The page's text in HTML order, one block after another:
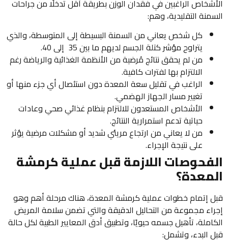
الأشخاص الراغبين في فقدان الوزن بطريقة أقل تدخلًا من جراحات
السمنة التقليدية، وهم:
كل شخص يعاني من السمنة البسيطة إلى المتوسطة، والذي
يتراوح مؤشر كتلة الجسم لديهم ما بين 35 إلى 40.
من لم يحقق نتائج مُرضية من الأنظمة الغذائية والرياضة رغم
الالتزام بها لفترات كافية.
الراغب في تقليل سعة المعدة دون استئصال أي جزء منها أو
تغيير مسار الجهاز الهضمي.
الأشخاص المستعدون للالتزام بنظام غذائي صحي وعادات
حياتية تدعم استمرارية النتائج.
من لا يعاني من ارتجاع مريئي شديد أو مشكلات مرضية يؤثر
على نتيجة الإجراء.
الفحوصات اللازمة قبل عملية كرمشة
المعدة؟
قبل إتمام خطوات عملية كرمشة المعدة، هناك مرحلة أهم وهو
إجراء مجموعة من التحاليل الدقيقة والتي تضمن سلامة المريض
الكاملة، تأهيل جسمه حيويًا، وتطبيق أدق المعايير الطبية لكل حالة
قبل البدء، وتشمل: